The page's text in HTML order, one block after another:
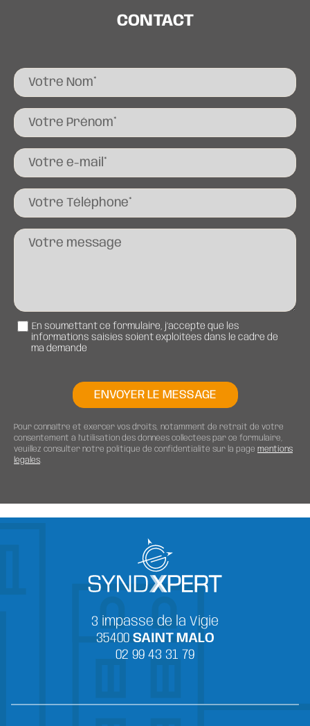
CONTACT
En soumettant ce formulaire, j’accepte que les
informations saisies soient exploitées dans le cadre de
ma demande
ENVOYER LE MESSAGE
Pour connaître et exercer vos droits, notamment de retrait de votre
consentement à l’utilisation des données collectées par ce formulaire,
veuillez consulter notre politique de confidentialité sur la page mentions
légales.
3 impasse de la Vigie
35400 SAINT MALO
02 99 43 31 79